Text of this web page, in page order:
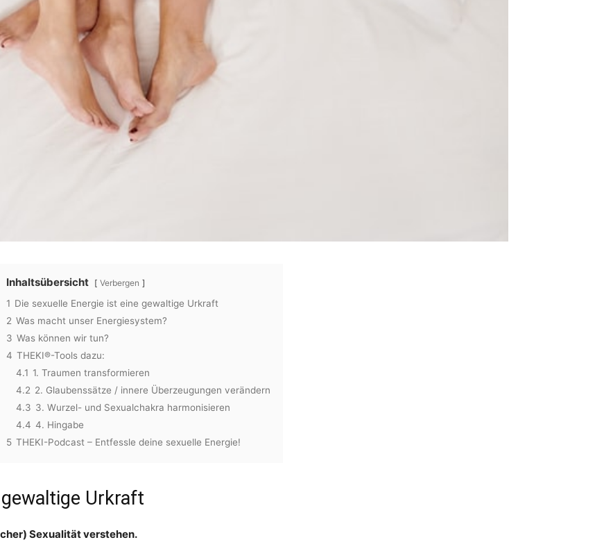
Inhaltsübersicht Verbergen
1 Die sexuelle Energie ist eine gewaltige Urkraft
2 Was macht unser Energiesystem?
3 Was können wir tun?
4 THEKI®-Tools dazu:
4.1 1. Traumen transformieren
4.2 2. Glaubenssätze / innere Überzeugungen verändern
4.3 3. Wurzel- und Sexualchakra harmonisieren
4.4 4. Hingabe
5 THEKI-Podcast – Entfessle deine sexuelle Energie!
Urkraft
Sexualität verstehen.